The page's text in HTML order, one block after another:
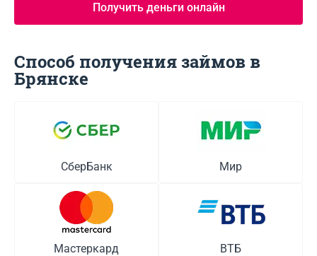
Получить деньги онлайн
Способ получения займов в
Брянске
СберБанк Мир
Мастеркард ВТБ